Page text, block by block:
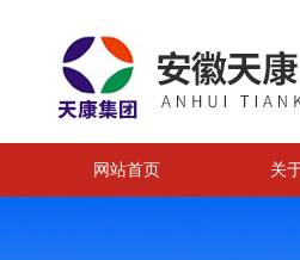
网站首页 关